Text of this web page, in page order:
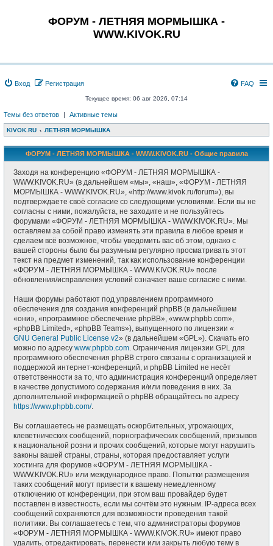
ФОРУМ - ЛЕТНЯЯ МОРМЫШКА -
WWW.KIVOK.RU
Вход Регистрация FAQ
Текущее время: 06 авг 2026, 07:14
Темы без ответов | Активные темы
KIVOK.RU ЛЕТНЯЯ МОРМЫШКА
ФОРУМ - ЛЕТНЯЯ МОРМЫШКА - WWW.KIVOK.RU - Общие правила
Заходя на конференцию «ФОРУМ - ЛЕТНЯЯ МОРМЫШКА -
WWW.KIVOK.RU» (в дальнейшем «мы», «наш», «ФОРУМ - ЛЕТНЯЯ
МОРМЫШКА - WWW.KIVOK.RU», «http://www.kivok.ru/forum»), вы
подтверждаете своё согласие со следующими условиями. Если вы не
согласны с ними, пожалуйста, не заходите и не пользуйтесь
форумами «ФОРУМ - ЛЕТНЯЯ МОРМЫШКА - WWW.KIVOK.RU». Мы
оставляем за собой право изменять эти правила в любое время и
сделаем всё возможное, чтобы уведомить вас об этом, однако с
вашей стороны было бы разумным регулярно просматривать этот
текст на предмет изменений, так как использование конференции
«ФОРУМ - ЛЕТНЯЯ МОРМЫШКА - WWW.KIVOK.RU» после
обновления/исправления условий означает ваше согласие с ними.
Наши форумы работают под управлением программного
обеспечения для создания конференций phpBB (в дальнейшем
«они», «программное обеспечение phpBB», «www.phpbb.com»,
«phpBB Limited», «phpBB Teams»), выпущенного по лицензии «
GNU General Public License v2» (в дальнейшем «GPL»). Скачать его
можно по адресу www.phpbb.com. Ограничения лицензии GPL для
программного обеспечения phpBB строго связаны с организацией и
поддержкой интернет-конференций, и phpBB Limited не несёт
ответственности за то, что администрация конференций определяет
в качестве допустимого содержания и/или поведения в них. За
дополнительной информацией о phpBB обращайтесь по адресу
https://www.phpbb.com/.
Вы соглашаетесь не размещать оскорбительных, угрожающих,
клеветнических сообщений, порнографических сообщений, призывов
к национальной розни и прочих сообщений, которые могут нарушить
законы вашей страны, страны, которая предоставляет услуги
хостинга для форумов «ФОРУМ - ЛЕТНЯЯ МОРМЫШКА -
WWW.KIVOK.RU» или международное право. Попытки размещения
таких сообщений могут привести к вашему немедленному
отключению от конференции, при этом ваш провайдер будет
поставлен в известность, если мы сочтём это нужным. IP-адреса всех
сообщений сохраняются для возможности проведения такой
политики. Вы соглашаетесь с тем, что администраторы форумов
«ФОРУМ - ЛЕТНЯЯ МОРМЫШКА - WWW.KIVOK.RU» имеют право
удалить, отредактировать, перенести или закрыть любую тему в